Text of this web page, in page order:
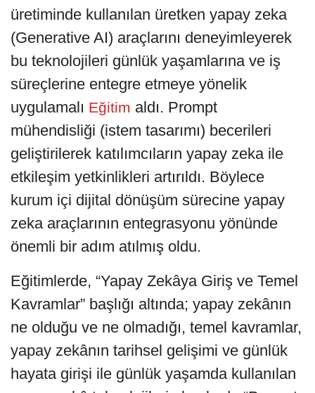
üretiminde kullanılan üretken yapay zeka
(Generative AI) araçlarını deneyimleyerek
bu teknolojileri günlük yaşamlarına ve iş
süreçlerine entegre etmeye yönelik
uygulamalı Eğitim aldı. Prompt
mühendisliği (istem tasarımı) becerileri
geliştirilerek katılımcıların yapay zeka ile
etkileşim yetkinlikleri artırıldı. Böylece
kurum içi dijital dönüşüm sürecine yapay
zeka araçlarının entegrasyonu yönünde
önemli bir adım atılmış oldu.
Eğitimlerde, “Yapay Zekâya Giriş ve Temel
Kavramlar” başlığı altında; yapay zekânın
ne olduğu ve ne olmadığı, temel kavramlar,
yapay zekânın tarihsel gelişimi ve günlük
hayata girişi ile günlük yaşamda kullanılan